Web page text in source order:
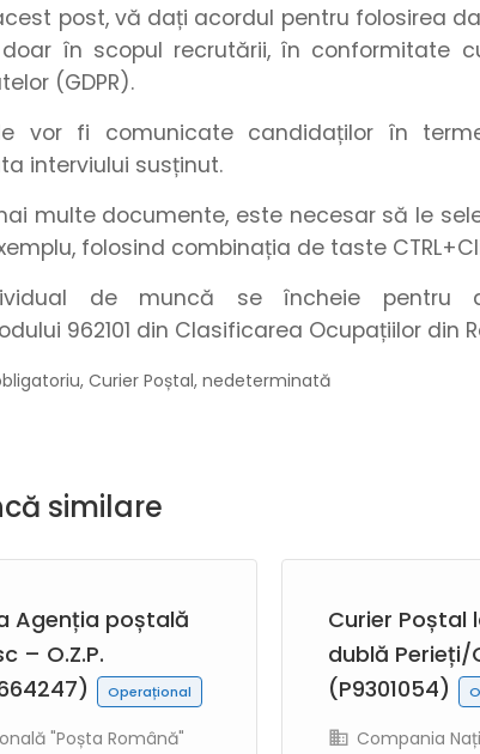
post, vă dați acordul pentru folosirea
în scopul recrutării, în conformitate
(GDPR).
vor fi comunicate candidaților în
interviului susținut.
multe documente, este necesar să le
folosind combinația de taste
de muncă se încheie pentru
962101 din Clasificarea Ocupațiilor din
Curier Poștal, nedeterminată
similare
Agenția poștală
– O.Z.P.
Operațional
"Poșta Română"
Curier Poștal
dublă Perieți/
(P9301054)
Compania